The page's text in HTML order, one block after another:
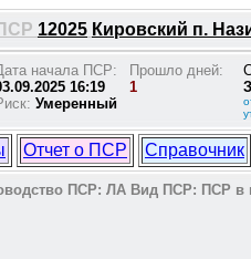
12025 Кировский п.
начала ПСР:
16:19
Умеренный
Прошло дней:
1
Отчет о ПСР Справочник
ПСР: ЛА Вид ПСР: ПСР в